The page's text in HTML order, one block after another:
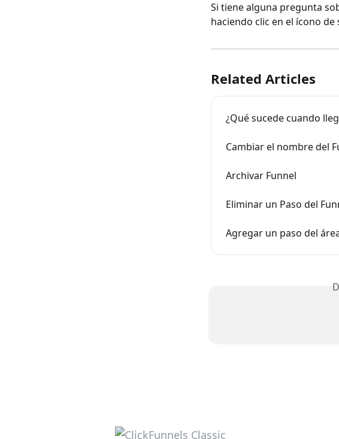
Si tiene alguna pregunta
haciendo clic en el ícono
Related Articles
¿Qué sucede cuando
Cambiar el nombre del
Archivar Funnel
Eliminar un Paso del
Agregar un paso del